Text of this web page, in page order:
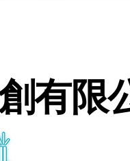
有限